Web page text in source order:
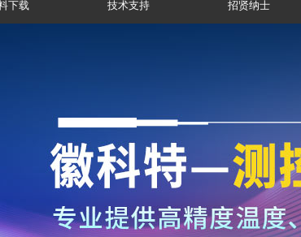
下载 技术支持 招贤纳士